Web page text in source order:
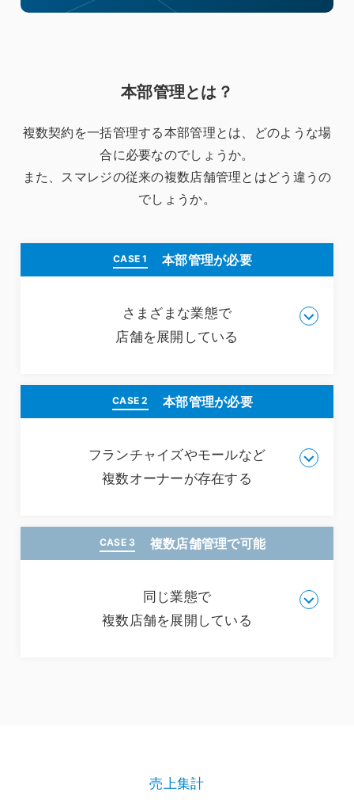
本部管理とは？
複数契約を一括管理する本部管理とは、どのような場
合に必要なのでしょうか。
また、スマレジの従来の複数店舗管理とはどう違うの
でしょうか。
CASE 1 本部管理が必要
さまざまな業態で
店舗を展開している
自社で異なる業態（衣服・飲食・スーパーなど）の
が違うので、それぞれ違う商品マスタを用意し、業
態ごとに導入する必要があります。契約ごとに一括
管理ができる本部管理機能が必要になります。
CASE 2 本部管理が必要
フランチャイズやモールなど
複数オーナーが存在する
各支店が異なる法人（オーナー）から成り立つ業
存在し、取り扱う商品は同じ場合。また、モールな
どの商業施設のように、それぞれオーナーや業態が
存在する場合が該当します。契約ごとに一括管理が
CASE 3 複数店舗管理で可能
同じ業態で
複数店舗を展開している
売上集計